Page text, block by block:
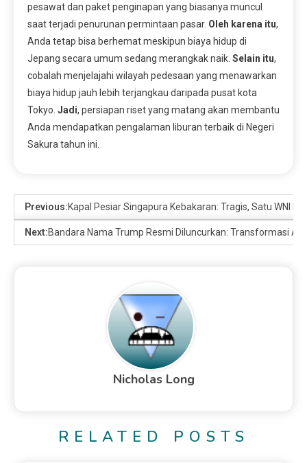
pesawat dan paket penginapan yang biasanya muncul
saat terjadi penurunan permintaan pasar. Oleh karena itu,
Anda tetap bisa berhemat meskipun biaya hidup di
Jepang secara umum sedang merangkak naik. Selain itu,
cobalah menjelajahi wilayah pedesaan yang menawarkan
biaya hidup jauh lebih terjangkau daripada pusat kota
Tokyo. Jadi, persiapan riset yang matang akan membantu
Anda mendapatkan pengalaman liburan terbaik di Negeri
Sakura tahun ini.
Previous:Kapal Pesiar Singapura Kebakaran: Tragis, Satu WNI
Next:Bandara Nama Trump Resmi Diluncurkan: Transformasi
Nicholas Long
RELATED POSTS